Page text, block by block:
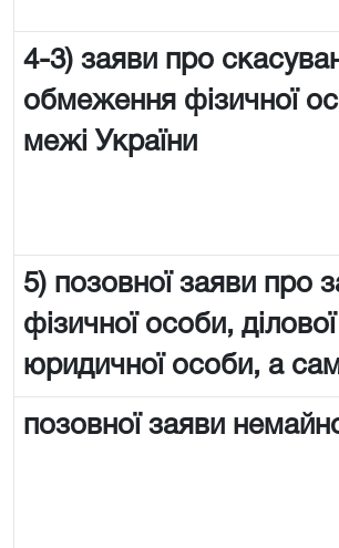
4-3) заяви про
обмеження фізичної
межі України
5) позовної заяви про
фізичної особи,
юридичної особи, а
позовної заяви